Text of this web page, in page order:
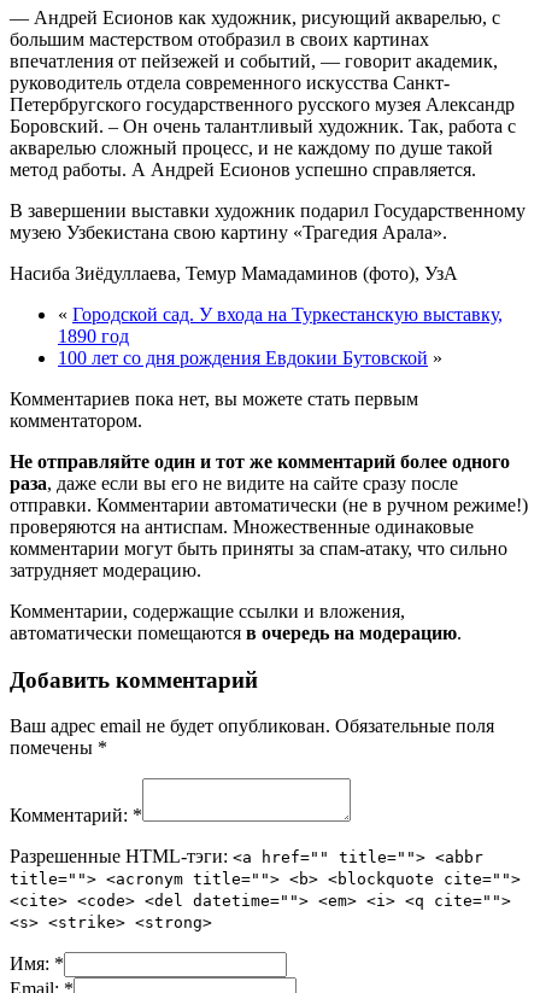
— Андрей Есионов как художник, рисующий акварелью, с
большим мастерством отобразил в своих картинах
впечатления от пейзежей и событий, — говорит академик,
руководитель отдела современного искусства Санкт-
Петербругского государственного русского музея Александр
Боровский. – Он очень талантливый художник. Так, работа с
акварелью сложный процесс, и не каждому по душе такой
метод работы. А Андрей Есионов успешно справляется.
В завершении выставки художник подарил Государственному
музею Узбекистана свою картину «Трагедия Арала».
Насиба Зиёдуллаева, Темур Мамадаминов (фото), УзА
« Городской сад. У входа на Туркестанскую выставку,
1890 год
100 лет со дня рождения Евдокии Бутовской »
Комментариев пока нет, вы можете стать первым
комментатором.
Не отправляйте один и тот же комментарий более одного
раза, даже если вы его не видите на сайте сразу после
отправки. Комментарии автоматически (не в ручном режиме!)
проверяются на антиспам. Множественные одинаковые
комментарии могут быть приняты за спам-атаку, что сильно
затрудняет модерацию.
Комментарии, содержащие ссылки и вложения,
автоматически помещаются в очередь на модерацию.
Добавить комментарий
Ваш адрес email не будет опубликован. Обязательные поля
помечены *
Комментарий: *
Разрешенные HTML-тэги: <a href="" title=""> <abbr
title=""> <acronym title=""> <b> <blockquote cite="">
<cite> <code> <del datetime=""> <em> <i> <q cite="">
<s> <strike> <strong>
Имя: *